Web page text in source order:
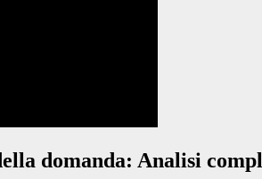
domanda: Analisi